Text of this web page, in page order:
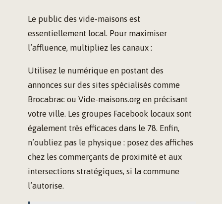
Le public des vide-maisons est
essentiellement local. Pour maximiser
l’affluence, multipliez les canaux :
Utilisez le numérique en postant des
annonces sur des sites spécialisés comme
Brocabrac ou Vide-maisons.org en précisant
votre ville. Les groupes Facebook locaux sont
également très efficaces dans le 78. Enfin,
n’oubliez pas le physique : posez des affiches
chez les commerçants de proximité et aux
intersections stratégiques, si la commune
l’autorise.